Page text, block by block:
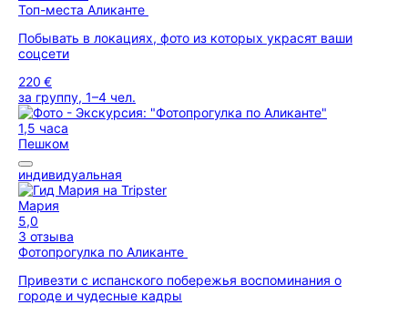
Топ-места Аликанте
Побывать в локациях, фото из которых украсят ваши
соцсети
220 €
за группу, 1–4 чел.
1,5 часа
Пешком
индивидуальная
Мария
5,0
3 отзыва
Фотопрогулка по Аликанте
Привезти с испанского побережья воспоминания о
городе и чудесные кадры